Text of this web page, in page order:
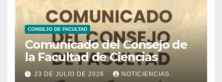
CONSEJO DE FACULTAD
Comunicado del Consejo de
la Facultad de Ciencias
23 DE JULIO DE 2026 NOTICIENCIAS